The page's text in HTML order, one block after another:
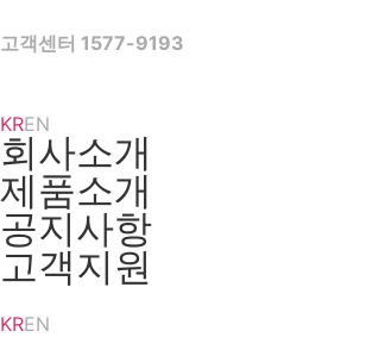
to
고객센터 1577-9193
KREN
회사소개
제품소개
공지사항
고객지원
KREN